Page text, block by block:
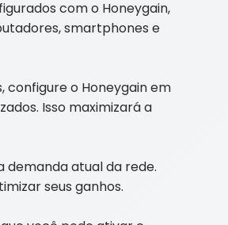
com o Honeygain,
smartphones e
configure o Honeygain em
Isso maximizará a
demanda atual da rede.
seus ganhos.